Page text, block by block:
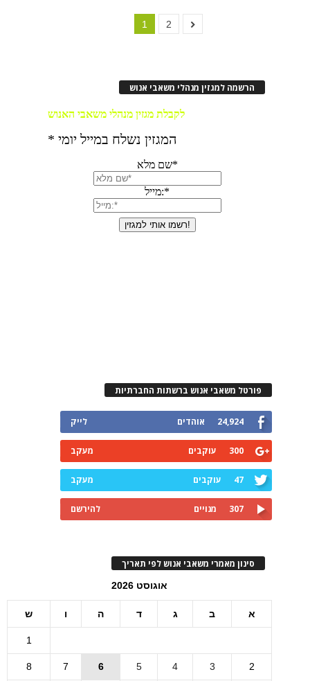
1 2
הרשמה למגזין מנהלי משאבי אנוש
פורטל משאבי אנוש ברשתות החברתיות
24,924 אוהדים לייק
300 עוקבים מעקב
47 עוקבים מעקב
307 מנויים להירשם
סינון מאמרי משאבי אנוש לפי תאריך
אוגוסט 2026
א ב ג ד ה ו ש
1
2
3
4
5
6
7
8